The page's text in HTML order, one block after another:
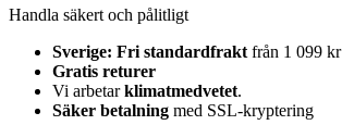
Handla säkert och pålitligt
Sverige: Fri standardfrakt från 1 099 kr
Gratis returer
Vi arbetarklimatmedvetet.
Säker betalning med SSL-kryptering